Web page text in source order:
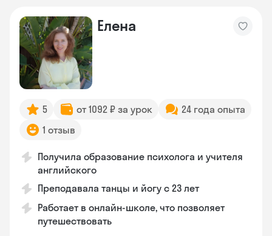
Елена
5 от 1092 ₽ за урок
24 года опыта
1 отзыв
Получила образование психолога и учителя
английского
Преподавала танцы и йогу с 23 лет
Работает в онлайн-школе, что позволяет
путешествовать